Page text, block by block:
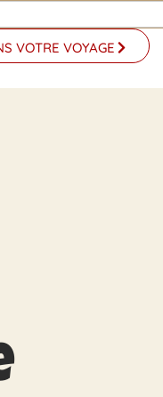
VOTRE VOYAGE